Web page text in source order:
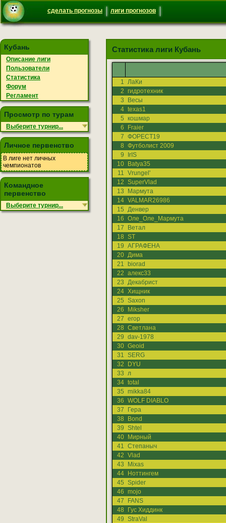
сделать прогнозы лиги прогнозов
Статистика лиги Кубань
1 ЛаКи
2 гидротехник
3
Весы
4 texas1
5 кошмар
6
Fraier
7 ФОРЕСТ19
8 Футболист 2009
9
IrIS
10
Batya35
11 Vrungel'
12 SuperVlad
13
Мармута
14 VALMAR26986
15 Денвер
16 Оле_Оле_Мармута
17
Ветал
18 ST
19 АГРАФЕНА
20 Дима
21
biorad
22 алекс33
23 Декабрист
24 Хищник
25 Saxon
26
Miksher
27 егор
28 Светлана
29 dav-1978
30 Geoid
31 SERG
32
DYU
33 л
34 total
35 mikka84
36 WOLF DIABLO
37
Гера
38
Bond
39 Shtel
40
Мирный
41 Степаныч
42 Vlad
43
Mixas
44
Ноттингем
45 Spider
46 mojo
47
FANS
48
Гус Хиддинк
49 StraVal
Кубань
Описание лиги
Пользователи
Статистика
Форум
Регламент
Просмотр по турам
Выберите турнир...
Личное первенство
В лиге нет личных
чемпионатов
Командное
первенство
Выберите турнир...